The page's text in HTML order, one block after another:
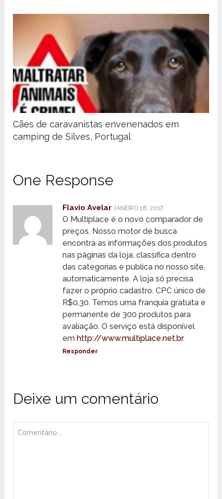
Cães de caravanistas envenenados em
camping de Silves, Portugal
One Response
Flavio Avelar JANEIRO 18, 2017
O Multiplace é o novo comparador de
preços. Nosso motor de busca
encontra as informações dos produtos
nas páginas da loja, classifica dentro
das categorias e publica no nosso site,
automaticamente. A loja só precisa
fazer o próprio cadastro. CPC único de
R$0,30. Temos uma franquia gratuita e
permanente de 300 produtos para
avaliação. O serviço está disponível
emhttp://www.multiplace.net.br
Responder
Deixe um comentário